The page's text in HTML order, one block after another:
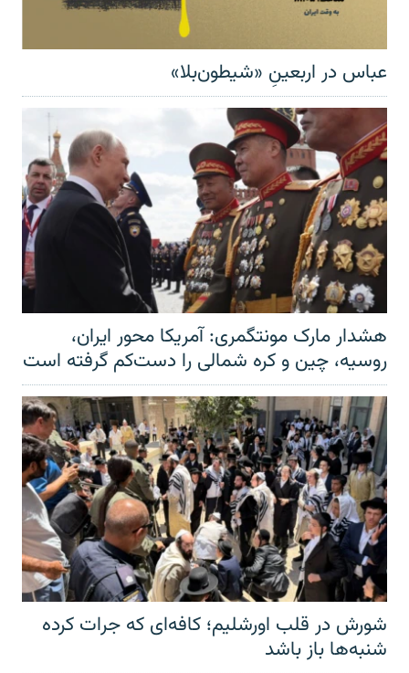
عباس در اربعینِ «شیطون‌بلا»
هشدار مارک مونتگمری: آمریکا محور ایران،
روسیه، چین و کره شمالی را دست‌کم گرفته است
شورش در قلب اورشلیم؛ کافه‌ای که جرات کرده
شنبه‌ها باز باشد